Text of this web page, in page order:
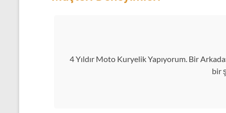
4 Yıldır Moto Kuryelik Yapıyorum. Bir
bir